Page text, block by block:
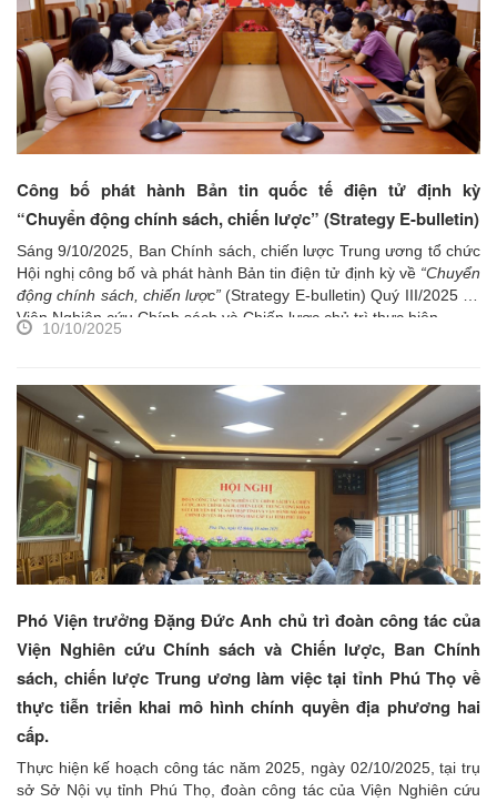
Viện, lãnh đạo các phòng cùng toàn thể viên chức và người lao
động của Viện.
Công bố phát hành Bản tin quốc tế điện tử định kỳ
“Chuyển động chính sách, chiến lược” (Strategy E-bulletin)
Sáng 9/10/2025, Ban Chính sách, chiến lược Trung ương tổ chức
Hội nghị công bố và phát hành Bản tin điện tử định kỳ về “Chuyển
động chính sách, chiến lược” (Strategy E-bulletin) Quý III/2025 do
Viện Nghiên cứu Chính sách và Chiến lược chủ trì thực hiện.
10/10/2025
Phó Viện trưởng Đặng Đức Anh chủ trì đoàn công tác của
Viện Nghiên cứu Chính sách và Chiến lược, Ban Chính
sách, chiến lược Trung ương làm việc tại tỉnh Phú Thọ về
thực tiễn triển khai mô hình chính quyền địa phương hai
cấp.
Thực hiện kế hoạch công tác năm 2025, ngày 02/10/2025, tại trụ
sở Sở Nội vụ tỉnh Phú Thọ, đoàn công tác của Viện Nghiên cứu